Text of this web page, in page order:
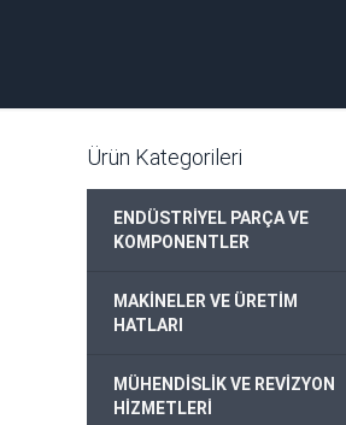
Ürün Kategorileri
ENDÜSTRİYEL PARÇA VE
KOMPONENTLER
MAKİNELER VE ÜRETİM
HATLARI
MÜHENDİSLİK VE REVİZYON
HİZMETLERİ